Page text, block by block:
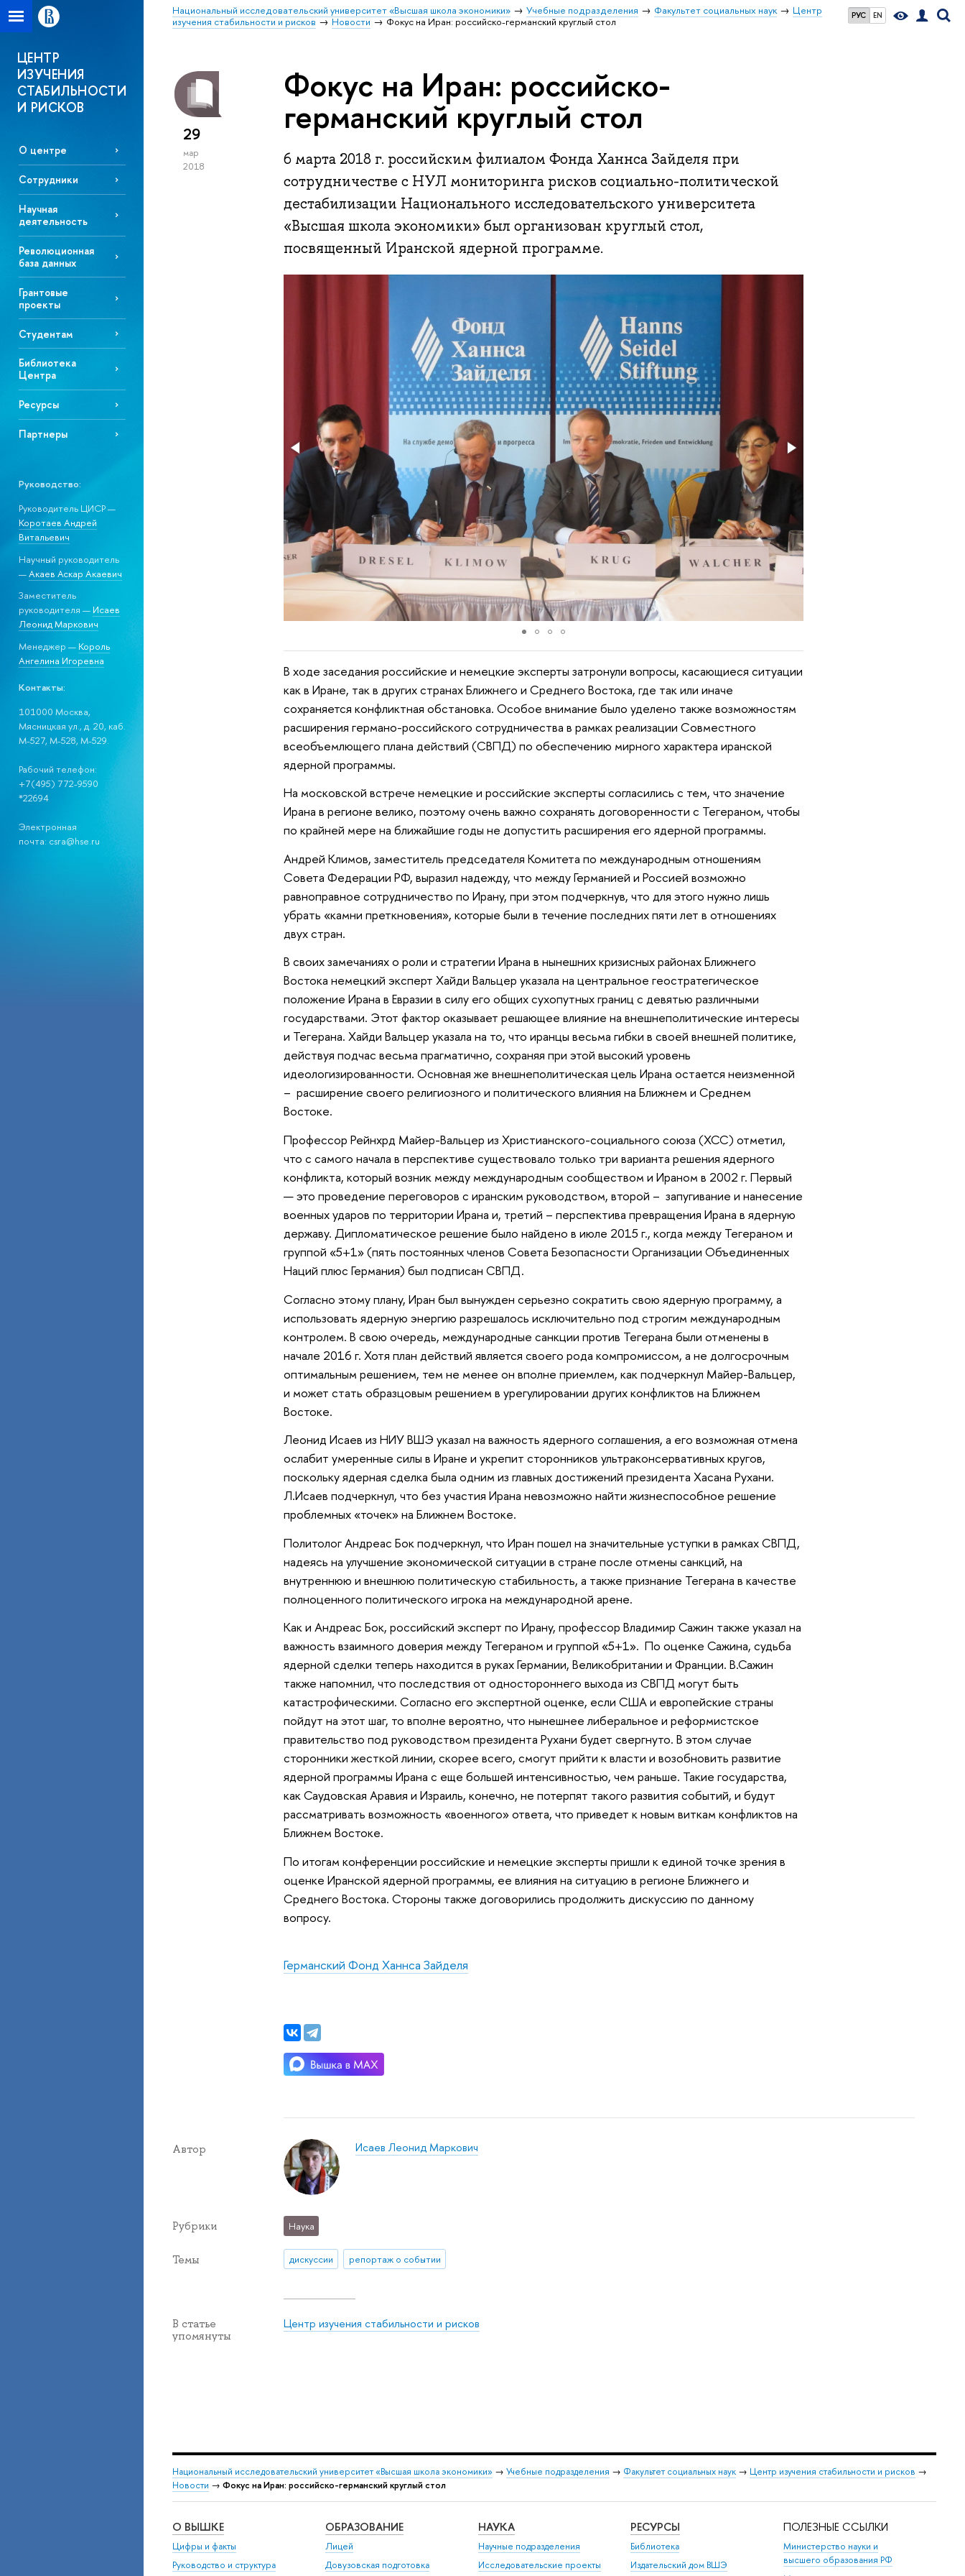
РУС EN
Национальный исследовательский университет «Высшая школа экономики» Учебные подразделения Факультет социальных наук
Центр
изучения стабильности и рисков
Новости Фокус на Иран: российско-германский круглый стол
ЦЕНТР
ИЗУЧЕНИЯ
СТАБИЛЬНОСТИ
И РИСКОВ
О центре
Сотрудники
Научная
деятельность
Революционная
база данных
Грантовые
проекты
Студентам
Библиотека
Центра
Ресурсы
Партнеры
Руководство:
Руководитель ЦИСР —
Коротаев Андрей
Витальевич
Научный руководитель
—Акаев Аскар Акаевич
Заместитель
руководителя — Исаев
Леонид Маркович
Менеджер — Король
Ангелина Игоревна
Контакты:
101000 Москва,
Мясницкая ул., д. 20, каб.
М-527, М-528, М-529.
Рабочий телефон:
+7(495) 772-9590
*22694
Электронная
почта: csra@hse.ru
29
мар
2018
Фокус на Иран: российско-
германский круглый стол
6 марта 2018 г. российским филиалом Фонда Ханнса Зайделя при
сотрудничестве с НУЛ мониторинга рисков социально-политической
дестабилизации Национального исследовательского университета
«Высшая школа экономики» был организован круглый стол,
посвященный Иранской ядерной программе.
В ходе заседания российские и немецкие эксперты затронули вопросы, касающиеся ситуации
как в Иране, так в других странах Ближнего и Среднего Востока, где так или иначе
сохраняется конфликтная обстановка. Особое внимание было уделено также возможностям
расширения германо-российского сотрудничества в рамках реализации Совместного
всеобъемлющего плана действий (СВПД) по обеспечению мирного характера иранской
ядерной программы.
На московской встрече немецкие и российские эксперты согласились с тем, что значение
Ирана в регионе велико, поэтому очень важно сохранять договоренности с Тегераном, чтобы
по крайней мере на ближайшие годы не допустить расширения его ядерной программы.
Андрей Климов, заместитель председателя Комитета по международным отношениям
Совета Федерации РФ, выразил надежду, что между Германией и Россией возможно
равноправное сотрудничество по Ирану, при этом подчеркнув, что для этого нужно лишь
убрать «камни преткновения», которые были в течение последних пяти лет в отношениях
двух стран.
В своих замечаниях о роли и стратегии Ирана в нынешних кризисных районах Ближнего
Востока немецкий эксперт Хайди Вальцер указала на центральное геостратегическое
положение Ирана в Евразии в силу его общих сухопутных границ с девятью различными
государствами. Этот фактор оказывает решающее влияние на внешнеполитические интересы
и Тегерана. Хайди Вальцер указала на то, что иранцы весьма гибки в своей внешней политике,
действуя подчас весьма прагматично, сохраняя при этой высокий уровень
идеологизированности. Основная же внешнеполитическая цель Ирана остается неизменной
– расширение своего религиозного и политического влияния на Ближнем и Среднем
Востоке.
Профессор Рейнхрд Майер-Вальцер из Христианского-социального союза (ХСС) отметил,
что с самого начала в перспективе существовало только три варианта решения ядерного
конфликта, который возник между международным сообществом и Ираном в 2002 г. Первый
— это проведение переговоров с иранским руководством, второй – запугивание и нанесение
военных ударов по территории Ирана и, третий – перспектива превращения Ирана в ядерную
державу. Дипломатическое решение было найдено в июле 2015 г., когда между Тегераном и
группой «5+1» (пять постоянных членов Совета Безопасности Организации Объединенных
Наций плюс Германия) был подписан СВПД.
Согласно этому плану, Иран был вынужден серьезно сократить свою ядерную программу, а
использовать ядерную энергию разрешалось исключительно под строгим международным
контролем. В свою очередь, международные санкции против Тегерана были отменены в
начале 2016 г. Хотя план действий является своего рода компромиссом, а не долгосрочным
оптимальным решением, тем не менее он вполне приемлем, как подчеркнул Майер-Вальцер,
и может стать образцовым решением в урегулировании других конфликтов на Ближнем
Востоке.
Леонид Исаев из НИУ ВШЭ указал на важность ядерного соглашения, а его возможная отмена
ослабит умеренные силы в Иране и укрепит сторонников ультраконсервативных кругов,
поскольку ядерная сделка была одним из главных достижений президента Хасана Рухани.
Л.Исаев подчеркнул, что без участия Ирана невозможно найти жизнеспособное решение
проблемных «точек» на Ближнем Востоке.
Политолог Андреас Бок подчеркнул, что Иран пошел на значительные уступки в рамках СВПД,
надеясь на улучшение экономической ситуации в стране после отмены санкций, на
внутреннюю и внешнюю политическую стабильность, а также признание Тегерана в качестве
полноценного политического игрока на международной арене.
Как и Андреас Бок, российский эксперт по Ирану, профессор Владимир Сажин также указал на
важность взаимного доверия между Тегераном и группой «5+1». По оценке Сажина, судьба
ядерной сделки теперь находится в руках Германии, Великобритании и Франции. В.Сажин
также напомнил, что последствия от одностороннего выхода из СВПД могут быть
катастрофическими. Согласно его экспертной оценке, если США и европейские страны
пойдут на этот шаг, то вполне вероятно, что нынешнее либеральное и реформистское
правительство под руководством президента Рухани будет свергнуто. В этом случае
сторонники жесткой линии, скорее всего, смогут прийти к власти и возобновить развитие
ядерной программы Ирана с еще большей интенсивностью, чем раньше. Такие государства,
как Саудовская Аравия и Израиль, конечно, не потерпят такого развития событий, и будут
рассматривать возможность «военного» ответа, что приведет к новым виткам конфликтов на
Ближнем Востоке.
По итогам конференции российские и немецкие эксперты пришли к единой точке зрения в
оценке Иранской ядерной программы, ее влияния на ситуацию в регионе Ближнего и
Среднего Востока. Стороны также договорились продолжить дискуссию по данному
вопросу.
Германский Фонд Ханнса Зайделя
Автор Исаев Леонид Маркович
Рубрики Наука
Темы дискуссии репортаж о событии
В статье
упомянуты
Центр изучения стабильности и рисков
Национальный исследовательский университет «Высшая школа экономики» → Учебные подразделения → Факультет социальных наук → Центр изучения стабильности и рисков →
Новости → Фокус на Иран: российско-германский круглый стол
О ВЫШКЕ
Цифры и факты
Руководство и структура
ОБРАЗОВАНИЕ
Лицей
Довузовская подготовка
НАУКА
Научные подразделения
Исследовательские проекты
РЕСУРСЫ
Библиотека
Издательский дом ВШЭ
ПОЛЕЗНЫЕ ССЫЛКИ
Министерство науки и
высшего образования РФ